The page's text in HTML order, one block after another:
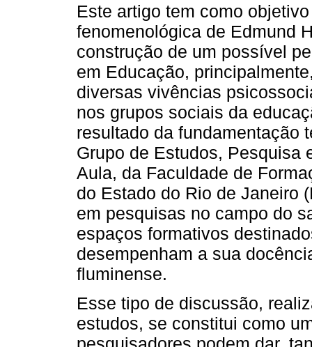
Este artigo tem como
fenomenológica de Edmund
construção de um possível
em Educação,
diversas vivências
nos grupos sociais da
resultado da fundamentação
Grupo de Estudos, Pesquisa
Aula, da Faculdade de
do Estado do Rio de Janeiro
em pesquisas no campo do
espaços formativos
desempenham a sua
ﬂuminense.
Esse tipo de discussão,
estudos, se constitui como